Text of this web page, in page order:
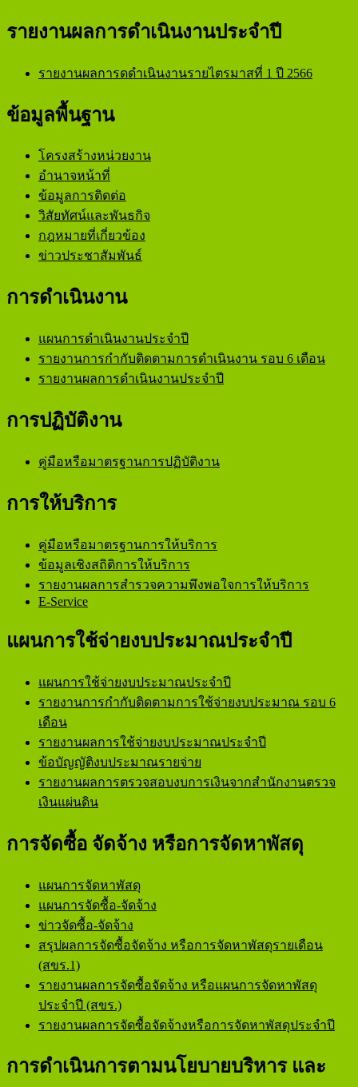
อบต.ดงมะไฟ อ.ทรายมูล จ.ยโสธร
รายงานผลการดำเนินงานประจำปี
รายงานผลการดดำเนินงานรายไตรมาสที่ 1 ปี 2566
ข้อมูลพื้นฐาน
โครงสร้างหน่วยงาน
อำนาจหน้าที่
ข้อมูลการติดต่อ
วิสัยทัศน์และพันธกิจ
กฎหมายที่เกี่ยวข้อง
ข่าวประชาสัมพันธ์
การดำเนินงาน
แผนการดำเนินงานประจำปี
รายงานการกำกับติดตามการดำเนินงาน รอบ 6 เดือน
รายงานผลการดำเนินงานประจำปี
การปฏิบัติงาน
คู่มือหรือมาตรฐานการปฏิบัติงาน
การให้บริการ
คู่มือหรือมาตรฐานการให้บริการ
ข้อมูลเชิงสถิติการให้บริการ
รายงานผลการสำรวจความพึงพอใจการให้บริการ
E-Service
แผนการใช้จ่ายงบประมาณประจำปี
แผนการใช้จ่ายงบประมาณประจำปี
รายงานการกำกับติดตามการใช้จ่ายงบประมาณ รอบ 6
เดือน
รายงานผลการใช้จ่ายงบประมาณประจำปี
ข้อบัญญัติงบประมาณรายจ่าย
รายงานผลการตรวจสอบงบการเงินจากสำนักงานตรวจ
เงินแผ่นดิน
การจัดซื้อ จัดจ้าง หรือการจัดหาพัสดุ
แผนการจัดหาพัสดุ
แผนการจัดซื้อ-จัดจ้าง
ข่าวจัดซื้อ-จัดจ้าง
สรุปผลการจัดซื้อจัดจ้าง หรือการจัดหาพัสดุรายเดือน
(สขร.1)
รายงานผลการจัดซื้อจัดจ้าง หรือแผนการจัดหาพัสดุ
ประจำปี (สขร.)
รายงานผลการจัดซื้อจัดจ้างหรือการจัดหาพัสดุประจำปี
การดำเนินการตามนโยบายบริหาร และ